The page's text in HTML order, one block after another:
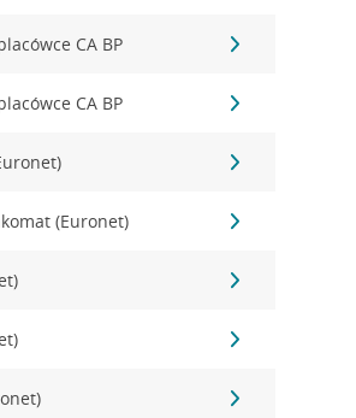
CA BP
CA BP
(Euronet)